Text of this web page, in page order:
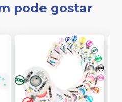
pode gostar